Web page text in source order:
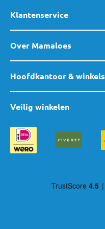
Klantenservice
Over Mamaloes
Hoofdkantoor & winkels
Veilig winkelen